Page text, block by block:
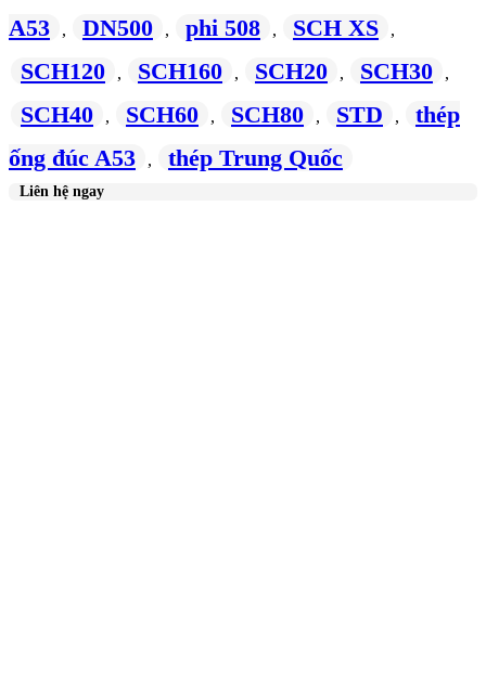
A53
, DN500 , phi 508 , SCH XS ,
SCH120 , SCH160 , SCH20 , SCH30 ,
SCH40 , SCH60 , SCH80 , STD ,
thép
ống đúc A53
, thép Trung Quốc
Liên hệ ngay